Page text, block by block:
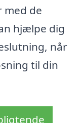
de
hjælpe dig
når
til din